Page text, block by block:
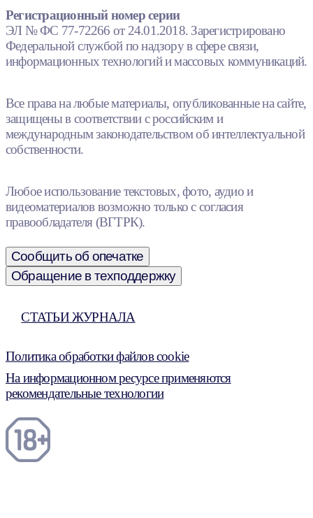
Регистрационный номер серии
ЭЛ № ФС 77-72266 от 24.01.2018. Зарегистрировано
Федеральной службой по надзору в сфере связи,
информационных технологий и массовых коммуникаций.
Все права на любые материалы, опубликованные на сайте,
защищены в соответствии с российским и
международным законодательством об интеллектуальной
собственности.
Любое использование текстовых, фото, аудио и
видеоматериалов возможно только с согласия
правообладателя (ВГТРК).
Сообщить об опечатке
Обращение в техподдержку
СТАТЬИ ЖУРНАЛА
Политика обработки файлов cookie
На информационном ресурсе применяются
рекомендательные технологии